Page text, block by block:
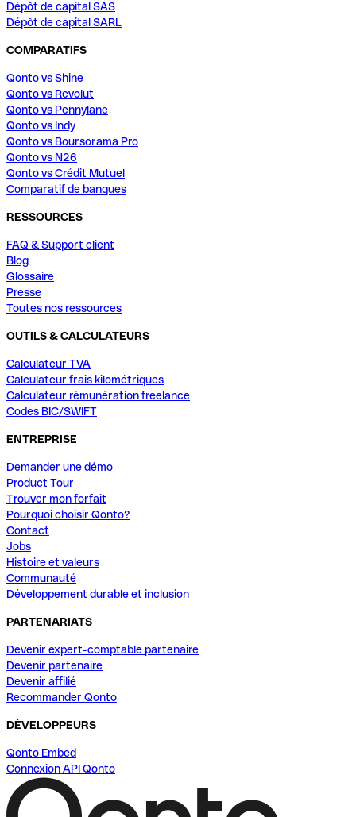
Dépôt de capital SAS
Dépôt de capital SARL
COMPARATIFS
Qonto vs Shine
Qonto vs Revolut
Qonto vs Pennylane
Qonto vs Indy
Qonto vs Boursorama Pro
Qonto vs N26
Qonto vs Crédit Mutuel
Comparatif de banques
RESSOURCES
FAQ & Support client
Blog
Glossaire
Presse
Toutes nos ressources
OUTILS & CALCULATEURS
Calculateur TVA
Calculateur frais kilométriques
Calculateur rémunération freelance
Codes BIC/SWIFT
ENTREPRISE
Demander une démo
Product Tour
Trouver mon forfait
Pourquoi choisir Qonto?
Contact
Jobs
Histoire et valeurs
Communauté
Développement durable et inclusion
PARTENARIATS
Devenir expert-comptable partenaire
Devenir partenaire
Devenir affilié
Recommander Qonto
DÉVELOPPEURS
Qonto Embed
Connexion API Qonto